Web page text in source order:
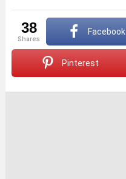
38
shares
Facebook
Pinterest